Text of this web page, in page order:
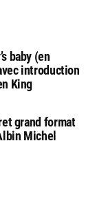
baby (en
introduction
King
grand format
Michel